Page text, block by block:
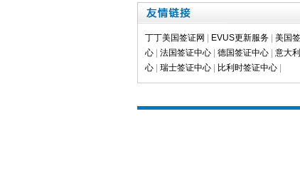
丁丁美国签证网 EVUS更新服务 美国
心
法国签证中心 德国签证中心 意大
心
瑞士签证中心 比利时签证中心